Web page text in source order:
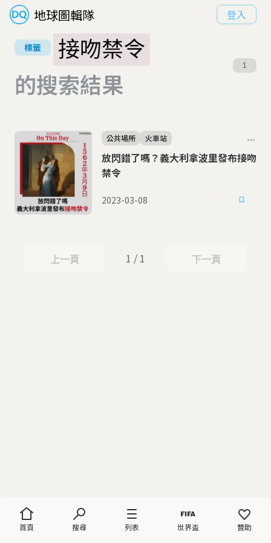
地球圖輯隊 登入
首頁 搜尋 列表 世界盃 贊助
標籤
接吻禁令
的搜索結果
1
放閃錯了嗎？義大利拿波里發布接吻
禁令
公共場所 火車站
2023-03-08
上一頁
上一頁 1 / 1 下一頁
下一頁